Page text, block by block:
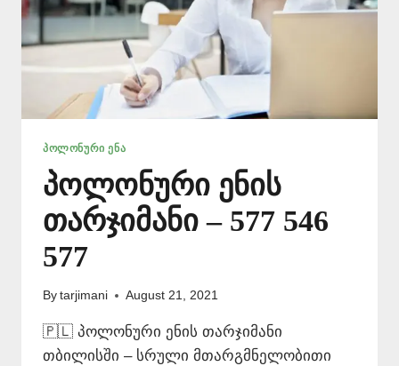
ᲞᲝᲚᲝᲜᲣᲠᲘ ᲔᲜᲐ
პოლონური ენის
თარჯიმანი – 577 546
577
By tarjimani August 21, 2021
🇵🇱 პოლონური ენის თარჯიმანი
თბილისში – სრული მთარგმნელობითი